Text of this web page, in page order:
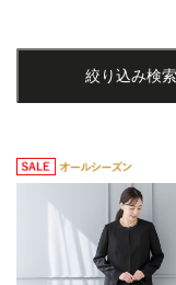
絞り込み検索